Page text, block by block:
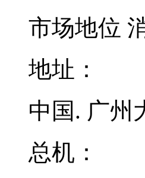
市场地位
地址：
中国. 广州
总机：